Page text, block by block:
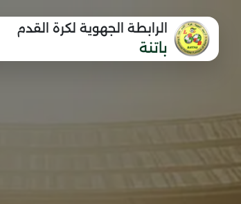
الرابطة الجهوية لكرة القدم
باتنة